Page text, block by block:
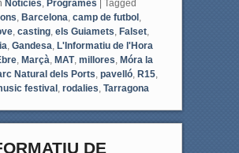
Notícies, Programes
Tagged
, Barcelona, camp de futbol ,
, casting, els Guiamets, Falset,
, Gandesa, L'Informatiu de l'Hora
, Marçà, MAT, millores, Móra la
Natural dels Ports, pavelló, R15,
festival , rodalies, Tarragona
DE